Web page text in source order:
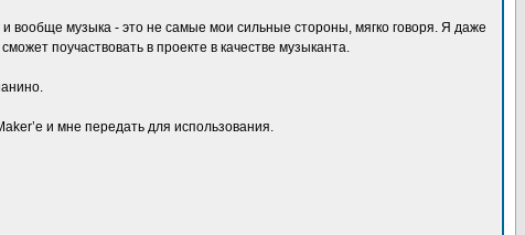
вообще музыка - это не самые мои сильные стороны, мягко говоря. Я даже
поучаствовать в проекте в качестве музыканта.
и мне передать для использования.